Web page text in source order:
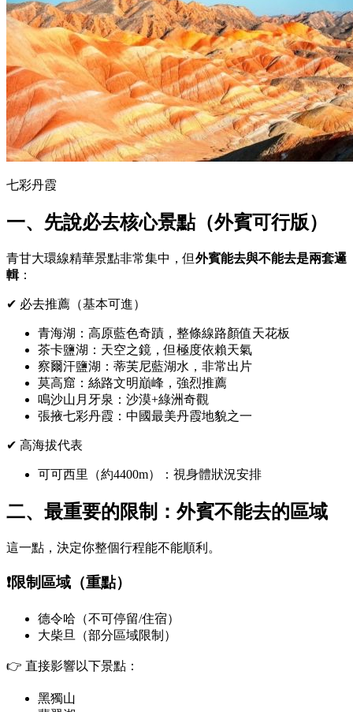
七彩丹霞
一、先說必去核心景點（外賓可行版）
青甘大環線精華景點非常集中，但外賓能去與不能去是兩套邏
輯：
✔ 必去推薦（基本可進）
青海湖 ：高原藍色奇蹟，整條線路顏值天花板
茶卡鹽湖 ：天空之鏡，但極度依賴天氣
察爾汗鹽湖 ：蒂芙尼藍湖水，非常出片
莫高窟 ：絲路文明巔峰，強烈推薦
鳴沙山月牙泉 ：沙漠+綠洲奇觀
張掖七彩丹霞 ：中國最美丹霞地貌之一
✔ 高海拔代表
可可西里 （約4400m）：視身體狀況安排
二、最重要的限制：外賓不能去的區域
這一點，決定你整個行程能不能順利。
❗限制區域（重點）
德令哈（不可停留/住宿）
大柴旦（部分區域限制）
👉 直接影響以下景點：
黑獨山